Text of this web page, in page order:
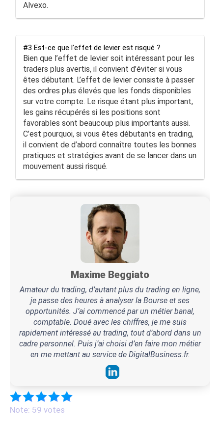
Alvexo.
#3 Est-ce que l’effet de levier est risqué ?
Bien que l’effet de levier soit intéressant pour les
traders plus avertis, il convient d’éviter si vous
êtes débutant. L’effet de levier consiste à passer
des ordres plus élevés que les fonds disponibles
sur votre compte. Le risque étant plus important,
les gains récupérés si les positions sont
favorables sont beaucoup plus importants aussi.
C’est pourquoi, si vous êtes débutants en trading,
il convient de d’abord connaître toutes les bonnes
pratiques et stratégies avant de se lancer dans un
mouvement aussi risqué.
Maxime Beggiato
Amateur du trading, d’autant plus du trading en ligne,
je passe des heures à analyser la Bourse et ses
opportunités. J’ai commencé par un métier banal,
comptable. Doué avec les chiffres, je me suis
rapidement intéressé au trading, tout d’abord dans un
cadre personnel. Puis j’ai choisi d’en faire mon métier
en me mettant au service de DigitalBusiness.fr.
Note: 59 votes